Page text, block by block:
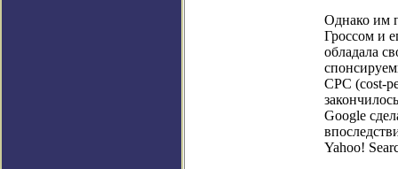
Однако им
Гроссом и
обладала
CPC (cost-
Google
Yahoo!